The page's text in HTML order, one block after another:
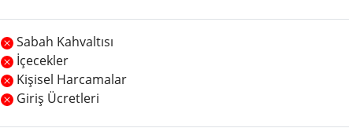
Sabah Kahvaltısı
İçecekler
Kişisel Harcamalar
Giriş Ücretleri